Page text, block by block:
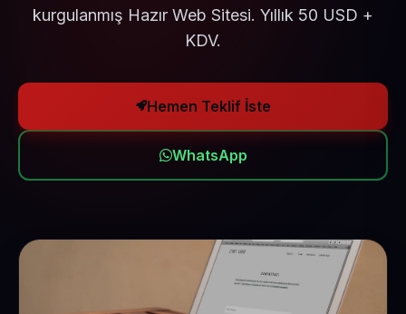
kurgulanmış Hazır Web Sitesi. Yıllık 50 USD +
KDV.
Hemen Teklif İste
WhatsApp